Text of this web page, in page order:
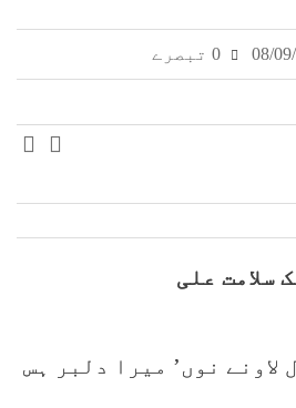
سرنگ) برآمد
لئی فنکشنل مسلم لیگ وی
اے
08/
سلامت علی
لاونے نوں’ میرا دلبر ہس